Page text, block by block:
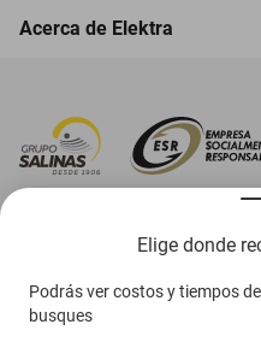
Elige donde
Podrás ver costos y tiempos
busques
Acerca de Elektra